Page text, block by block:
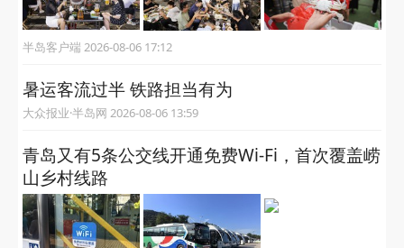
半岛客户端 2026-08-06 17:12
暑运客流过半 铁路担当有为
大众报业·半岛网 2026-08-06 13:59
青岛又有5条公交线开通免费Wi-Fi，首次覆盖崂
山乡村线路